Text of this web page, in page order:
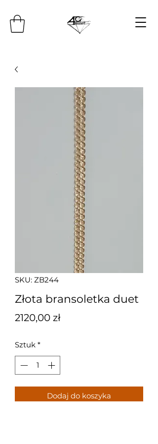
SKU: ZB244
Złota bransoletka duet
2120,00 złCena
Sztuk *
Dodaj do koszyka